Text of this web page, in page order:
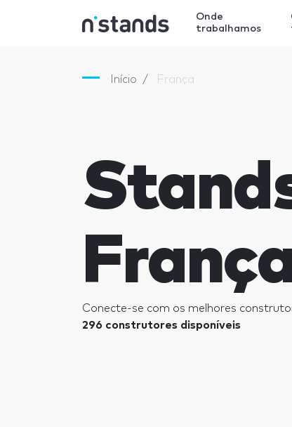
Onde
trabalhamos
Início França
Conecte-se com os melhores
296 construtores disponíveis